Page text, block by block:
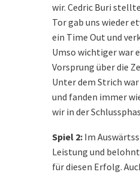
wir. Cedric Buri
Tor gab uns wieder
ein Time Out und
Umso wichtiger war
Vorsprung über die
Unter dem Strich
und fanden immer
wir in der
Spiel 2: Im
Leistung und
für diesen Erfolg.